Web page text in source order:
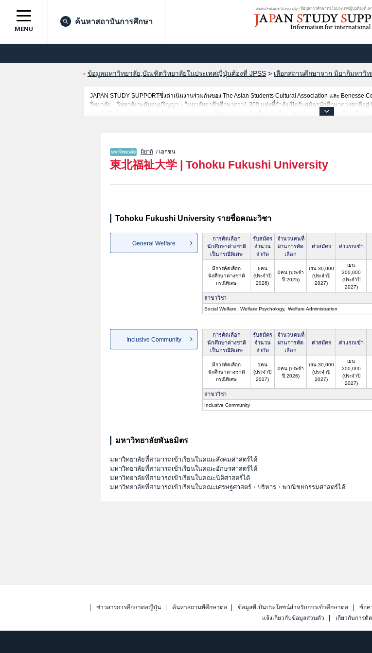
Tohoku Fukushi University | ข้อมูลการศึกษาต่อในประเทศญี่ปุ่นต้องที่
MENU
ค้นหาสถาบันการศึกษา
ข้อมูลมหาวิทยาลัย,บัณฑิตวิทยาลัยในประเทศญี่ปุ่นต้องที่ JPSS > เลือกสถานศึกษาจาก มิยากิมหาวิท
JAPAN STUDY SUPPORTซึ่งดำเนินงานร่วมกันของ The Asian Students Cultural Association และ
วิทยาลัย・วิทยาลัยระดับอนุปริญญา・วิทยาลัยอาชีวศึกษากว่า1,300 แห่งที่กำลังเปิดรับสมัครนักศึกษาต่างชาติอยู่
สำหรับนักศึกษาต่างชาติเช่นข้อมูลของแต่ละคณะ,ข้อมูลการสอบคัดเลือกเข้าศึกษาเช่นจำนวนคนที่รับสมัครหรือจ
มิยากิ / เอกชน
東北福祉大学 | Tohoku Fukushi University
Tohoku Fukushi University รายชื่อคณะวิชา
General Welfare
การคัดเลือก
นักศึกษาต่างชาติ
เป็นกรณีพิเศษ
รับสมัคร
จำนวน
จำกัด
จำนวนคนที่
ผ่านการคัด
เลือก
ค่าสมัคร ค่าแรกเข้า
มีการคัดเลือก
นักศึกษาต่างชาติ
กรณีพิเศษ
6คน
(ประจำปี
2026)
0คน (ประจำ
ปี 2025)
เยน 30,000
(ประจำปี
2027)
เยน
200,000
(ประจำปี
2027)
สาขาวิชา
Social Welfare Welfare Psychology Welfare Administration
Inclusive Community
การคัดเลือก
นักศึกษาต่างชาติ
เป็นกรณีพิเศษ
รับสมัคร
จำนวน
จำกัด
จำนวนคนที่
ผ่านการคัด
เลือก
ค่าสมัคร ค่าแรกเข้า
มีการคัดเลือก
นักศึกษาต่างชาติ
กรณีพิเศษ
1คน
(ประจำปี
2027)
0คน (ประจำ
ปี 2026)
เยน 30,000
(ประจำปี
2027)
เยน
200,000
(ประจำปี
2027)
สาขาวิชา
Inclusive Community
มหาวิทยาลัยพันธมิตร
มหาวิทยาลัยที่สามารถเข้าเรียนในคณะสังคมศาสตร์ได้
มหาวิทยาลัยที่สามารถเข้าเรียนในคณะอักษรศาสตร์ได้
มหาวิทยาลัยที่สามารถเข้าเรียนในคณะนิติศาสตร์ได้
มหาวิทยาลัยที่สามารถเข้าเรียนในคณะเศรษฐศาสตร์・บริหาร・พาณิชยกรรมศาสตร์ได้
ข่าวสารการศึกษาต่อญี่ปุ่น ค้นหาสถานที่ศึกษาต่อ ข้อมูลที่เป็นประโยชน์สำหรับการเข้าศึกษาต่อ ข้อค
แจ้งเกี่ยวกับข้อมูลส่วนตัว
เกี่ยวกับการติ